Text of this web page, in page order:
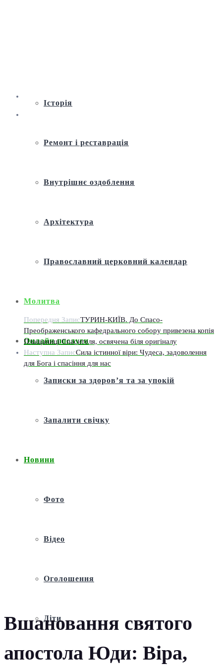
Історія
Ремонт і реставрація
Внутрішнє оздоблення
Архітектура
Православний церковний календар
Молитва
Онлайн послуги
Записки за здоров’я та за упокій
Запалити свічку
Новини
Фото
Відео
Оголошення
Діти
Вшановання святого
апостола Юди: Віра,
Попередня ЗаписТУРИН-КИЇВ. До Спасо-
Преображенського кафедрального собору привезена копія
Плащаниці Спасителя, освячена біля оригіналу
Наступна ЗаписСила істинної віри: Чудеса, задоволення
для Бога і спасіння для нас